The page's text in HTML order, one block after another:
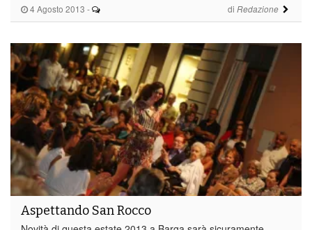
4 Agosto 2013 - di Redazione
Aspettando San Rocco